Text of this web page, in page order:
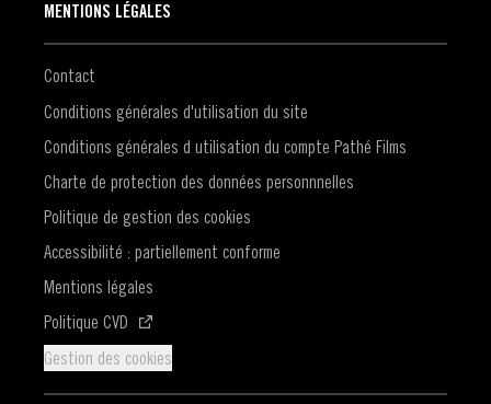
MENTIONS LÉGALES
Contact
Conditions générales d'utilisation du site
Conditions générales d utilisation du compte Pathé Films
Charte de protection des données personnnelles
Politique de gestion des cookies
Accessibilité : partiellement conforme
Mentions légales
Politique CVD (S'ouvre dans une nouvelle fenêtre)
Gestion des cookies